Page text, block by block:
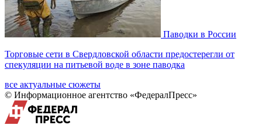
Паводки в России
Торговые сети в Свердловской области предостерегли от
спекуляции на питьевой воде в зоне паводка
все актуальные сюжеты
© Информационное агентство «ФедералПресс»